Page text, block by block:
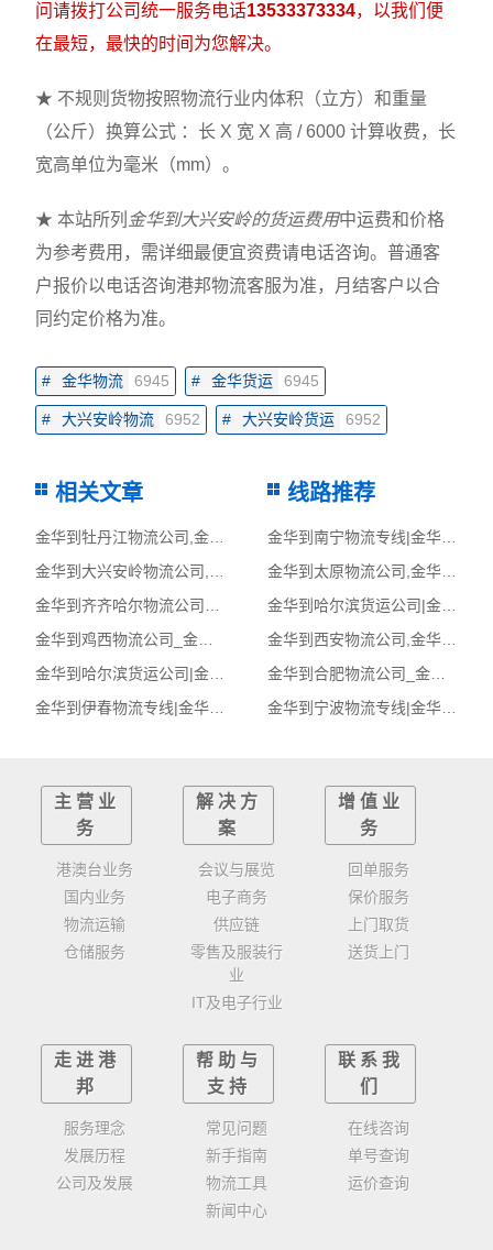
问请拨打公司统一服务电话13533373334，以我们便
在最短，最快的时间为您解决。
★ 不规则货物按照物流行业内体积（立方）和重量
（公斤）换算公式 ：长 X 宽 X 高 / 6000 计算收费，长
宽高单位为毫米（mm）。
★ 本站所列 金华到大兴安岭的货运费用中运费和价格
为参考费用，需详细最便宜资费请电话咨询。普通客
户报价以电话咨询港邦物流客服为准，月结客户以合
同约定价格为准。
# 金华物流 6945 # 金华货运 6945
# 大兴安岭物流 6952 # 大兴安岭货运 6952
相关文章 线路推荐
主营业
务
港澳台业务
国内业务
物流运输
仓储服务
解决方
案
会议与展览
电子商务
供应链
零售及服装行
业
IT及电子行业
增值业
务
回单服务
保价服务
上门取货
送货上门
走进港
邦
服务理念
发展历程
公司及发展
帮助与
支持
常见问题
新手指南
物流工具
新闻中心
联系我
们
在线咨询
单号查询
运价查询